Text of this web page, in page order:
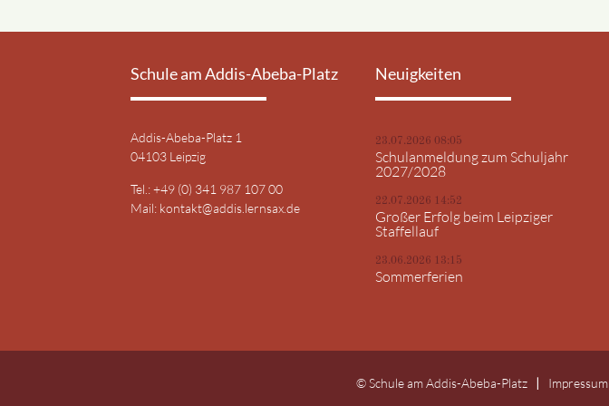
Schule am Addis-Abeba-Platz
Addis-Abeba-Platz 1
04103 Leipzig
Tel.: +49 (0) 341 987 107 00
Mail: kontakt@addis.lernsax.de
Neuigkeiten
23.07.2026 08:05
Schulanmeldung zum Schuljahr
2027/2028
22.07.2026 14:52
Großer Erfolg beim Leipziger
Staffellauf
23.06.2026 13:15
Sommerferien
© Schule am Addis-Abeba-Platz Impressum